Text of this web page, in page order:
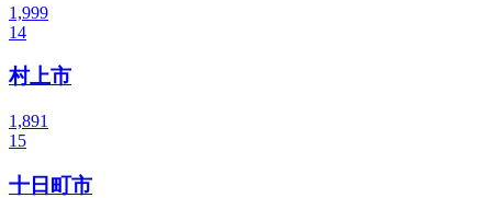
1,999
14
村上市
1,891
15
十日町市